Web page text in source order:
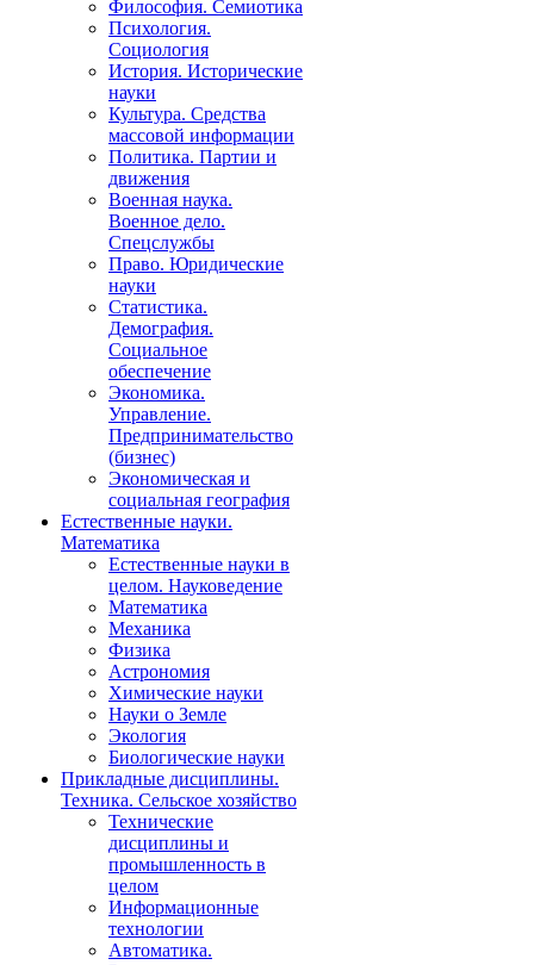
Философия. Семиотика
Психология.
Социология
История. Исторические
науки
Культура. Средства
массовой информации
Политика. Партии и
движения
Военная наука.
Военное дело.
Спецслужбы
Право. Юридические
науки
Статистика.
Демография.
Социальное
обеспечение
Экономика.
Управление.
Предпринимательство
(бизнес)
Экономическая и
социальная география
Естественные науки.
Математика
Естественные науки в
целом. Науковедение
Математика
Механика
Физика
Астрономия
Химические науки
Науки о Земле
Экология
Биологические науки
Прикладные дисциплины.
Техника. Сельское хозяйство
Технические
дисциплины и
промышленность в
целом
Информационные
технологии
Автоматика.